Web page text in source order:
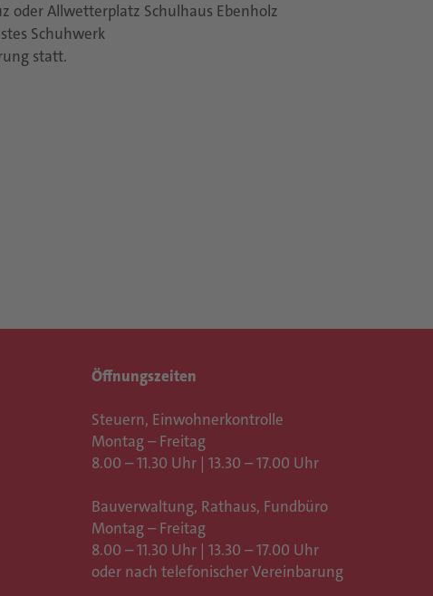
oder Allwetterplatz Schulhaus Ebenholz
Schuhwerk
statt.
Öffnungszeiten
Steuern, Einwohnerkontrolle
Montag – Freitag
8.00 – 11.30 Uhr | 13.30 – 17.00 Uhr
Bauverwaltung, Rathaus, Fundbüro
Montag – Freitag
8.00 – 11.30 Uhr | 13.30 – 17.00 Uhr
oder nach telefonischer Vereinbarung